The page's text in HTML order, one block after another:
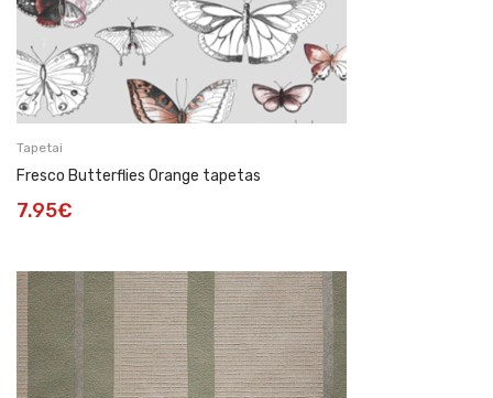
Tapetai
Fresco Butterflies Orange tapetas
7.95€